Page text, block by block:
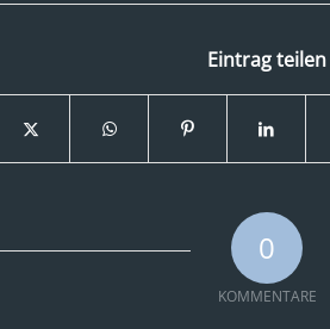
Eintrag teilen
0
KOMMENTARE